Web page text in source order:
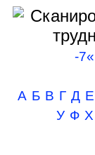
-7«
А Б В Г Д Е
У Ф Х